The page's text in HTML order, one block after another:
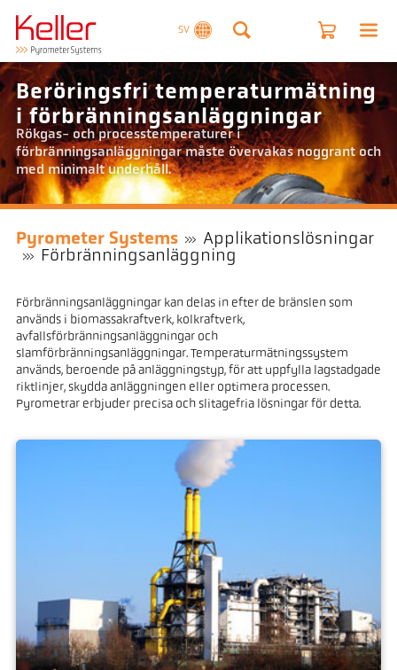
SV
Beröringsfri temperaturmätning
i förbränningsanläggningar
Rökgas- och processtemperaturer i
förbränningsanläggningar måste övervakas noggrant och
med minimalt underhåll.
Pyrometer Systems
Applikationslösningar
Förbränningsanläggning
Förbränningsanläggningar kan delas in efter de bränslen som
används i biomassakraftverk, kolkraftverk,
avfallsförbränningsanläggningar och
slamförbränningsanläggningar. Temperaturmätningssystem
används, beroende på anläggningstyp, för att uppfylla lagstadgade
riktlinjer, skydda anläggningen eller optimera processen.
Pyrometrar erbjuder precisa och slitagefria lösningar för detta.